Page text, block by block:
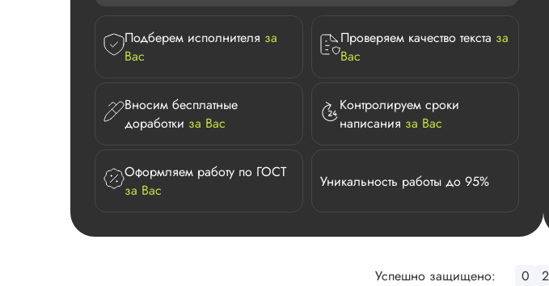
Подберем исполнителя за
Вас
Проверяем качество текста за
Вас
Вносим бесплатные
доработки за Вас
Контролируем сроки
написания за Вас
Оформляем работу по ГОСТ
за Вас
Уникальность работы до 95%
Успешно защищено: 2
0